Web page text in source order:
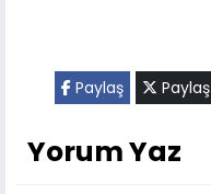
Paylaş Paylaş
Yorum Yaz